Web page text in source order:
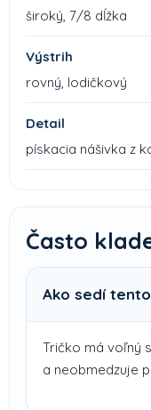
široký, 7/8 dĺžka
Výstrih
rovný, lodičkový
Detail
pískacia nášivka z
Často
Ako sedí
Tričko má voľný
a neobmedzuje